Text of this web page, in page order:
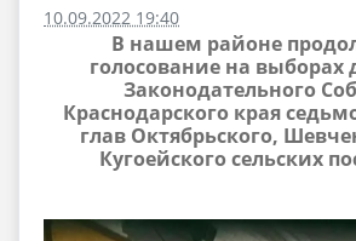
10.09.2022 19:40
В нашем районе
голосование на выборах
Законодательного
Краснодарского края
глав Октябрьского,
Кугоейского сельских